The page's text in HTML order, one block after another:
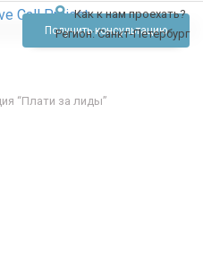
Как к нам проехать?
Регион:Санкт-Петербург
Получить консультацию
“Плати за лиды”